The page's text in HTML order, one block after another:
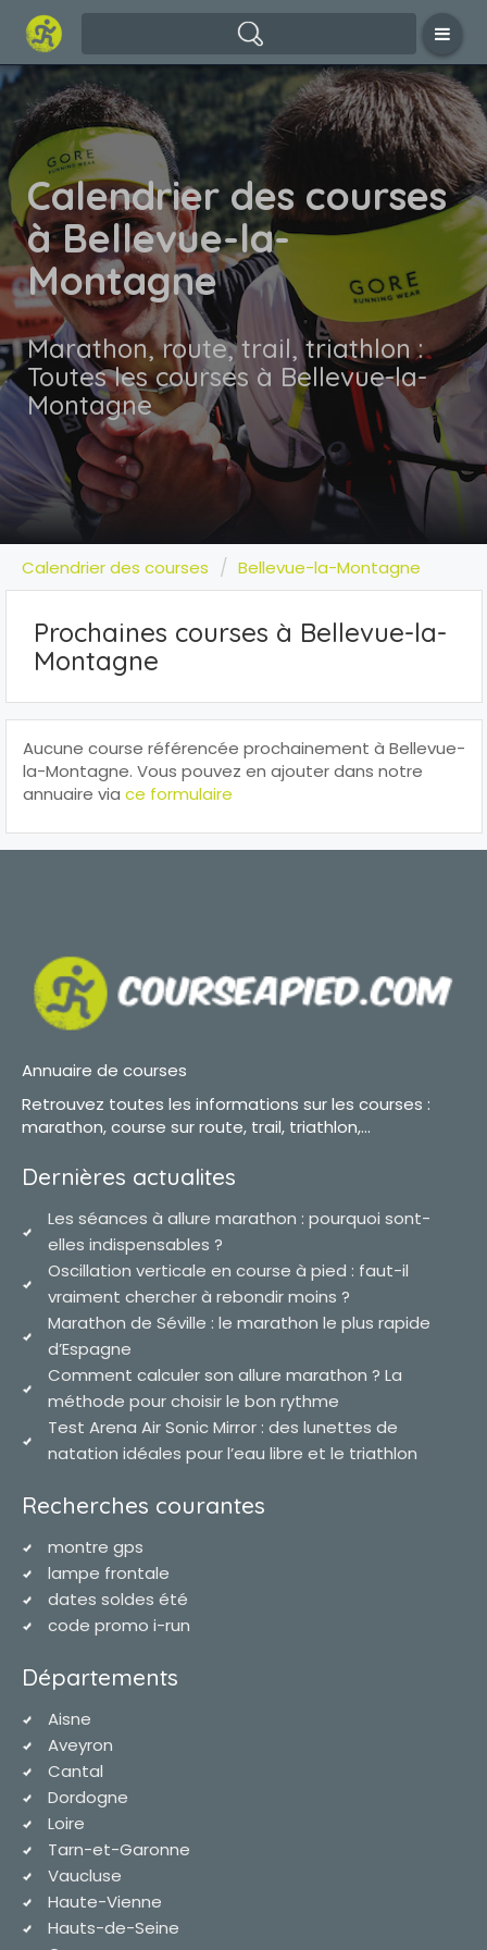
Calendrier des courses
à Bellevue-la-
Montagne
Marathon, route, trail, triathlon :
Toutes les courses à Bellevue-la-
Montagne
Calendrier des courses Bellevue-la-Montagne
Prochaines courses à Bellevue-la-
Montagne
Aucune course référencée prochainement à Bellevue-
la-Montagne. Vous pouvez en ajouter dans notre
annuaire via ce formulaire
Annuaire de courses
Retrouvez toutes les informations sur les courses :
marathon, course sur route, trail, triathlon,...
Dernières actualites
Les séances à allure marathon : pourquoi sont-
elles indispensables ?
Oscillation verticale en course à pied : faut-il
vraiment chercher à rebondir moins ?
Marathon de Séville : le marathon le plus rapide
d’Espagne
Comment calculer son allure marathon ? La
méthode pour choisir le bon rythme
Test Arena Air Sonic Mirror : des lunettes de
natation idéales pour l’eau libre et le triathlon
Recherches courantes
montre gps
lampe frontale
dates soldes été
code promo i-run
Départements
Aisne
Aveyron
Cantal
Dordogne
Loire
Tarn-et-Garonne
Vaucluse
Haute-Vienne
Hauts-de-Seine